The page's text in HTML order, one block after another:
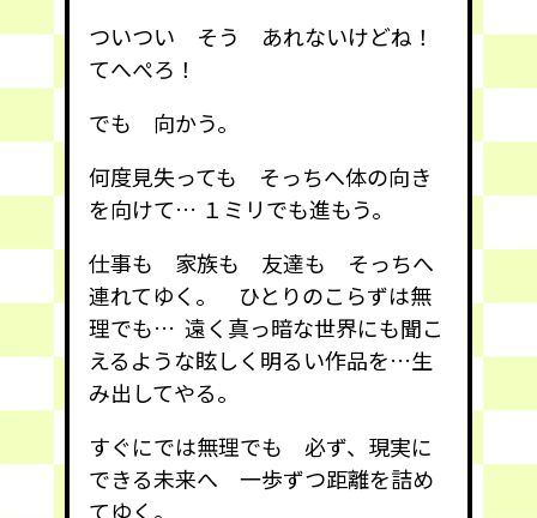
ついつい そう あれないけどね！
てへぺろ！
でも 向かう。
何度見失っても そっちへ体の向き
を向けて… １ミリでも進もう。
仕事も 家族も 友達も そっちへ
連れてゆく。 ひとりのこらずは無
理でも… 遠く真っ暗な世界にも聞こ
えるような眩しく明るい作品を…生
み出してやる。
すぐにでは無理でも 必ず、現実に
できる未来へ 一歩ずつ距離を詰め
てゆく。